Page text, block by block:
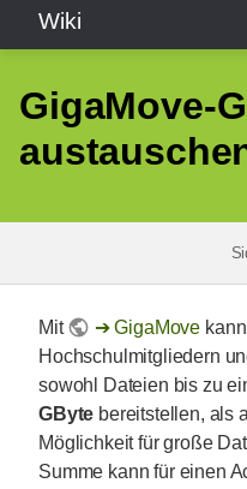
Wiki
GigaMove-
Mit GigaMove
Hochschulmitgliedern
sowohl Dateien bis zu
GByte bereitstellen, als
Möglichkeit für große
Summe kann für einen